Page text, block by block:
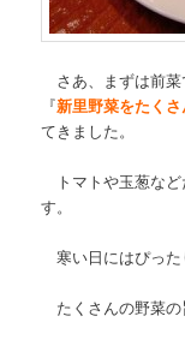
さあ、まずは前菜
『新里野菜をたく
てきました。
トマトや玉葱など
す。
寒い日にはぴった
たくさんの野菜の